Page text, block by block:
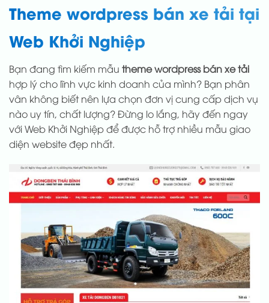
Theme wordpress bán xe tải tại
Web Khởi Nghiệp
Bạn đang tìm kiếm mẫu theme wordpress bán xe tải
hợp lý cho lĩnh vực kinh doanh của mình? Bạn phân
vân không biết nên lựa chọn đơn vị cung cấp dịch vụ
nào uy tín, chất lượng? Đừng lo lắng, hãy đến ngay
với Web Khởi Nghiệp để được hỗ trợ nhiều mẫu giao
diện website đẹp nhất.